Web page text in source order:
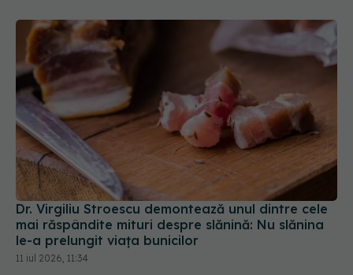
Dr. Virgiliu Stroescu demontează unul dintre cele
mai răspândite mituri despre slănină: Nu slănina
le-a prelungit viața bunicilor
11 iul 2026, 11:34